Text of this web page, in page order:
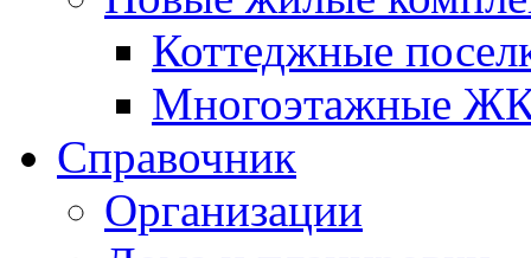
Коттеджные
Многоэтажные
Справочник
Организации